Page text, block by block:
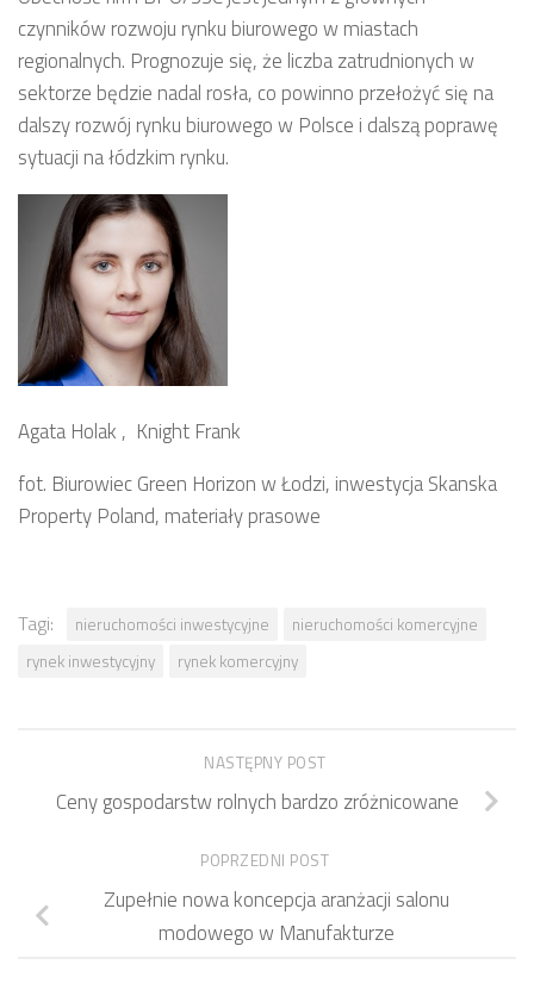
czynników rozwoju rynku biurowego w miastach
regionalnych. Prognozuje się, że liczba zatrudnionych w
sektorze będzie nadal rosła, co powinno przełożyć się na
dalszy rozwój rynku biurowego w Polsce i dalszą poprawę
sytuacji na łódzkim rynku.
Agata Holak , Knight Frank
fot. Biurowiec Green Horizon w Łodzi, inwestycja Skanska
Property Poland, materiały prasowe
Tagi: nieruchomości inwestycyjne
nieruchomości komercyjne
rynek inwestycyjny
rynek komercyjny
NASTĘPNY POST
Ceny gospodarstw rolnych bardzo zróżnicowane
POPRZEDNI POST
Zupełnie nowa koncepcja aranżacji salonu
modowego w Manufakturze